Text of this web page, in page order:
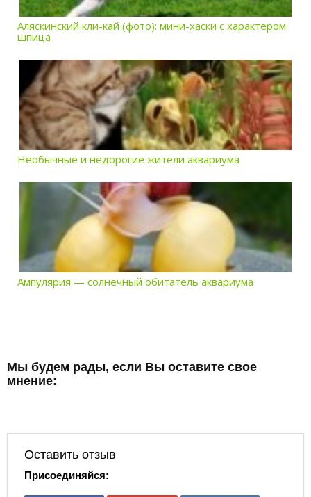
Аляскинский кли-кай (фото): мини-хаски с характером
шпица
Необычные и недорогие жители аквариума
Ампулярия — солнечный обитатель аквариума
Мы будем рады, если Вы оставите свое
мнение:
Оставить отзыв
Присоединяйся: